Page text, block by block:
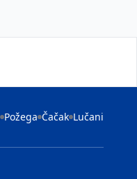
Požega Čačak Lučani